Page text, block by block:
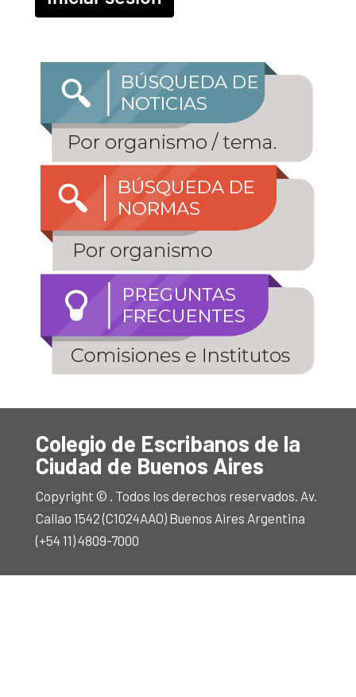
Colegio de Escribanos de la
Ciudad de Buenos Aires
Copyright © . Todos los derechos reservados. Av.
Callao 1542 (C1024AAO) Buenos Aires Argentina
(+54 11) 4809-7000